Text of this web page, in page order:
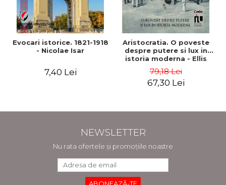
Evocari istorice. 1821-1918
- Nicolae Isar
7,40 Lei
Aristocratia. O poveste
despre putere si lux in
istoria moderna - Ellis
79,18 Lei
67,30 Lei
NEWSLETTER
Nu rata ofertele și promoțiile noastre